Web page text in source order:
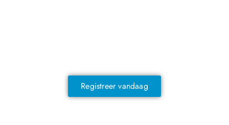
Registreer vandaag